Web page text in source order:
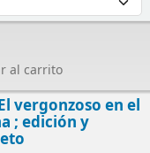
al carrito
vergonzoso en el
; edición y